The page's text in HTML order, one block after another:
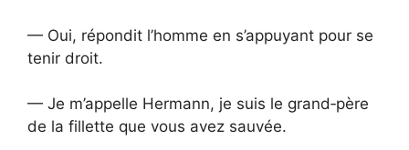
— Oui, répondit l’homme en s’appuyant pour se
tenir droit.
— Je m’appelle Hermann, je suis le grand‑père
de la fillette que vous avez sauvée.